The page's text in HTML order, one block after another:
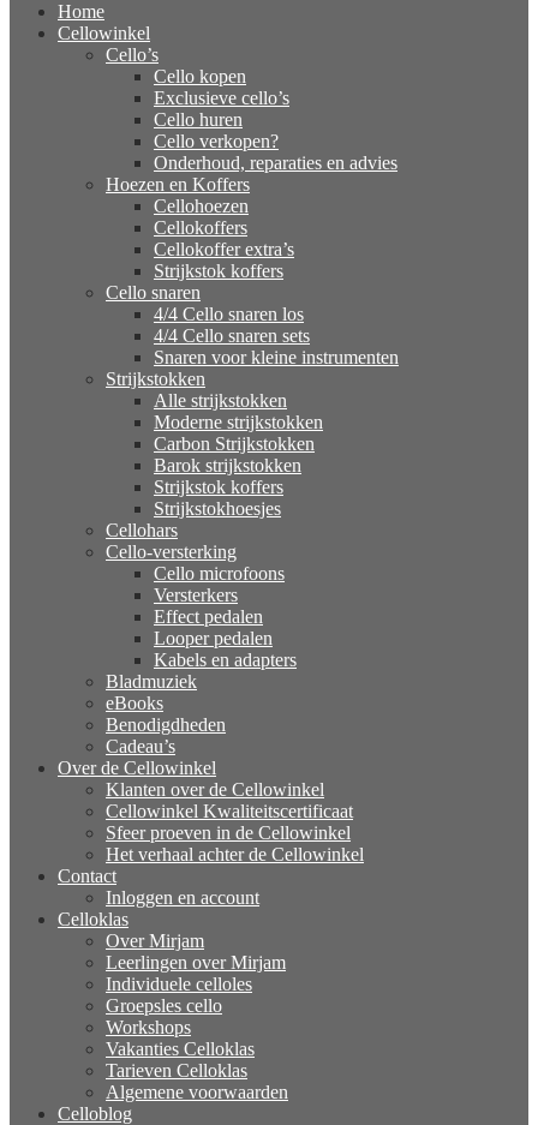
Home
Cellowinkel
Cello’s
Cello kopen
Exclusieve cello’s
Cello huren
Cello verkopen?
Onderhoud, reparaties en advies
Hoezen en Koffers
Cellohoezen
Cellokoffers
Cellokoffer extra’s
Strijkstok koffers
Cello snaren
4/4 Cello snaren los
4/4 Cello snaren sets
Snaren voor kleine instrumenten
Strijkstokken
Alle strijkstokken
Moderne strijkstokken
Carbon Strijkstokken
Barok strijkstokken
Strijkstok koffers
Strijkstokhoesjes
Cellohars
Cello-versterking
Cello microfoons
Versterkers
Effect pedalen
Looper pedalen
Kabels en adapters
Bladmuziek
eBooks
Benodigdheden
Cadeau’s
Over de Cellowinkel
Klanten over de Cellowinkel
Cellowinkel Kwaliteitscertificaat
Sfeer proeven in de Cellowinkel
Het verhaal achter de Cellowinkel
Contact
Inloggen en account
Celloklas
Over Mirjam
Leerlingen over Mirjam
Individuele celloles
Groepsles cello
Workshops
Vakanties Celloklas
Tarieven Celloklas
Algemene voorwaarden
Celloblog